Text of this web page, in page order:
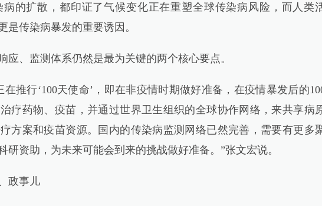
扩散，都印证了气候变化正在重塑全球传染病风险，而人类
是传染病暴发的重要诱因。
、监测体系仍然是最为关键的两个核心要点。
行‘100天使命’，即在非疫情时期做好准备，在疫情暴发后的
疗药物、疫苗，并通过世界卫生组织的全球协作网络，来共享病
方案和疫苗资源。国内的传染病监测网络已然完善，需要有更多
研资助，为未来可能会到来的挑战做好准备。”张文宏说。
政事儿